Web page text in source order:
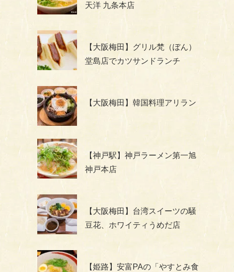
天洋 九条本店
【大阪梅田】グリル梵（ぼん）
堂島店でカツサンドランチ
【大阪梅田】韓国料理アリラン
【神戸駅】神戸ラーメン第一旭
神戸本店
【大阪梅田】台湾スイーツの騒
豆花、ホワイティうめだ店
【姫路】安富PAの「やすとみ食